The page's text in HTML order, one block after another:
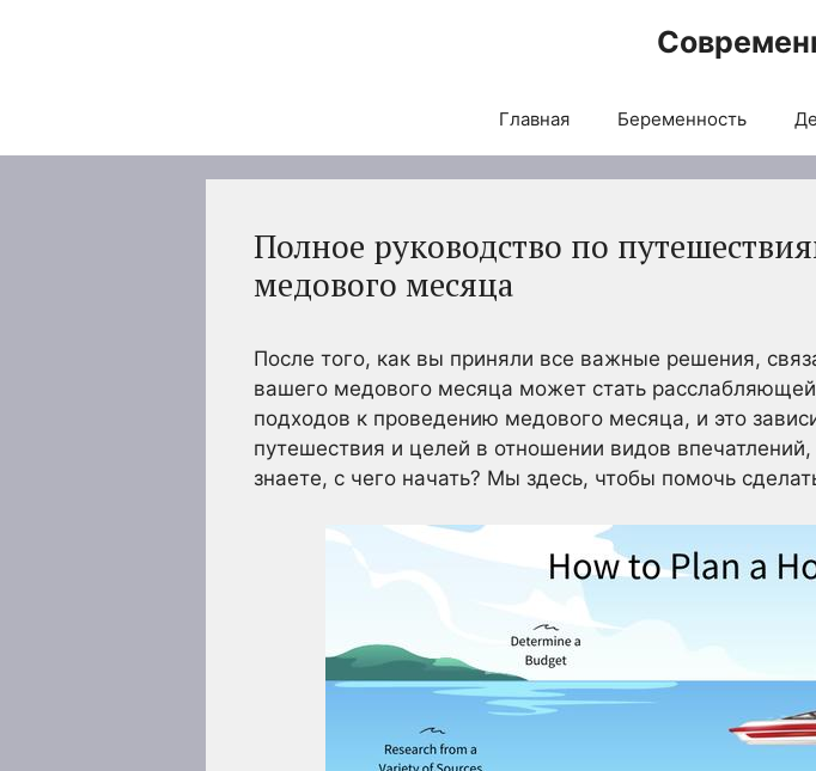
Главная Беременность
Полное руководство по
медового месяца
После того, как вы приняли все важные решения,
вашего медового месяца может стать
подходов к проведению медового месяца, и это
путешествия и целей в отношении видов
знаете, с чего начать? Мы здесь, чтобы помочь